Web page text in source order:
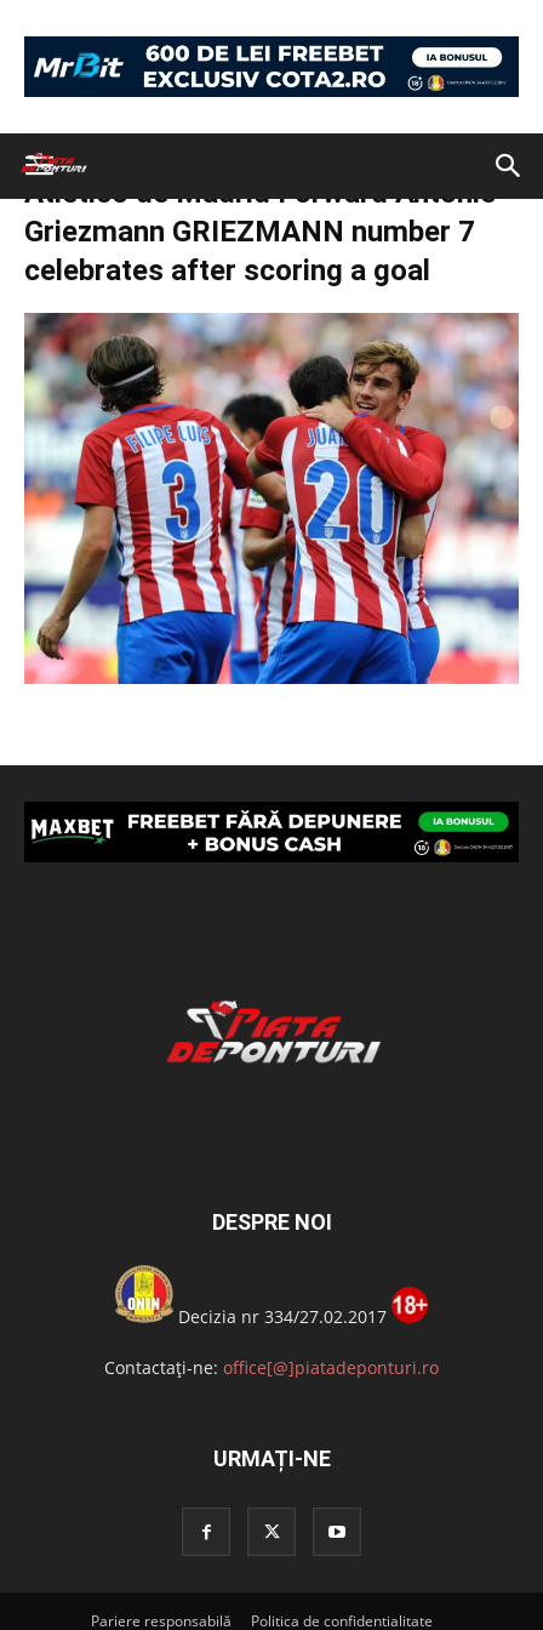
Atletico de Madrid Forward Antonie Griezmann GRIEZMANN number 7
celebrates after scoring a goal
Atletico de Madrid Forward Antonie
Griezmann GRIEZMANN number 7
celebrates after scoring a goal
DESPRE NOI
Decizia nr 334/27.02.2017
Contactați-ne: office[@]piatadeponturi.ro
URMAȚI-NE
Pariere responsabilă Politica de confidentialitate